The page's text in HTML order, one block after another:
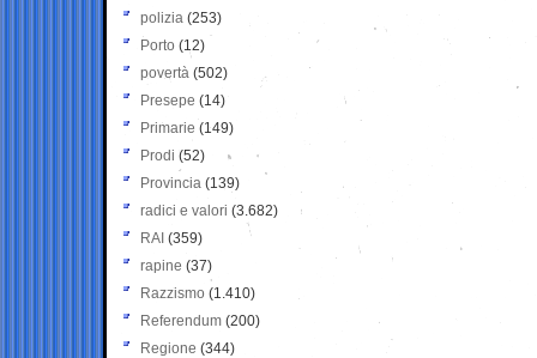
polizia (253)
Porto (12)
povertà (502)
Presepe (14)
Primarie (149)
Prodi (52)
Provincia (139)
radici e valori (3.682)
RAI (359)
rapine (37)
Razzismo (1.410)
Referendum (200)
Regione (344)